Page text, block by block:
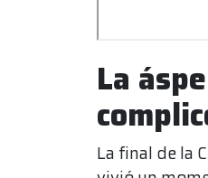
La
La final de la